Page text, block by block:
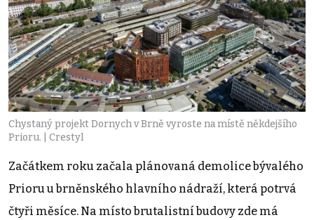
Chystaný projekt Dornych v Brně vyroste na místě někdejšího
Prioru. | Crestyl
Začátkem roku začala plánovaná demolice bývalého
Prioru u brněnského hlavního nádraží, která potrvá
čtyři měsíce. Na místo brutalistní budovy zde má